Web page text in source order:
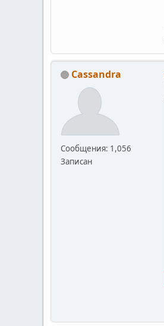
Cassandra
Сообщения: 1,056
Записан